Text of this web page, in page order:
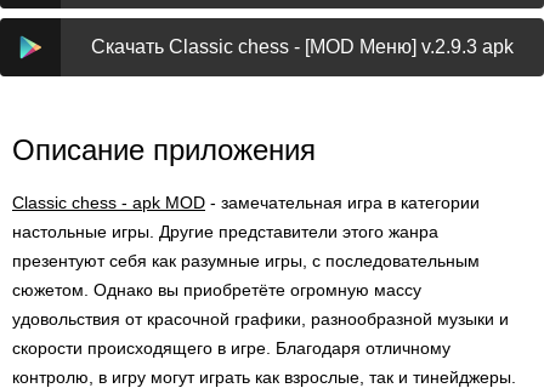
Скачать Classic chess - [MOD Меню] v.2.9.3 apk
Описание приложения
Classic chess - apk MOD - замечательная игра в категории
настольные игры. Другие представители этого жанра
презентуют себя как разумные игры, с последовательным
сюжетом. Однако вы приобретёте огромную массу
удовольствия от красочной графики, разнообразной музыки и
скорости происходящего в игре. Благодаря отличному
контролю, в игру могут играть как взрослые, так и тинейджеры.